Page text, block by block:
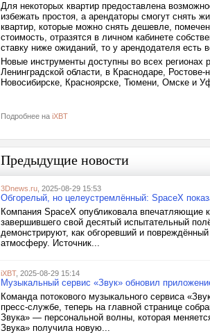
Для некоторых квартир предоставлена
избежать простоя, а арендаторы смогут снять
квартир, которые можно снять дешевле,
стоимость, отразятся в личном кабинете
ставку ниже ожиданий, то у арендодателя есть
Новые инструменты доступны во всех
Ленинградской области, в Краснодаре,
Новосибирске, Красноярске, Тюмени, Омске и
Подробнее на iXBT
Предыдущие новости
3Dnews.ru , 2025-08-29 15:53
Обгорелый, но целеустремлённый: SpaceX
Компания SpaceX опубликовала впечатляющие
завершившего свой десятый испытательный
демонстрируют, как обгоревший и
атмосферу. Источник...
iXBT, 2025-08-29 15:14
Музыкальный сервис «Звук» обновил
Команда потокового музыкального сервиса
пресс-службе, теперь на главной странице
Звука» — персональной волны, которая
Звука» получила новую...